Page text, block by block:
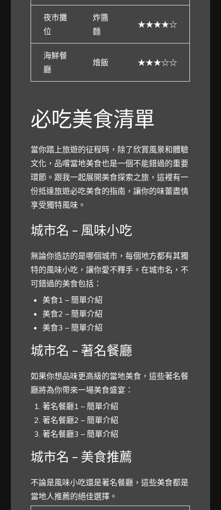
夜市攤
位
炸醬
麵
★★★★☆
海鮮餐
廳
燴飯 ★★★☆☆
必吃美食清單
當你踏上旅遊的征程時，除了欣賞風景和體驗
文化，品嚐當地美食也是一個不能錯過的重要
環節。跟我一起展開美食探索之旅，這裡有一
份抵達旅遊必吃美食的指南，讓你的味蕾盡情
享受獨特風味。
城市名 – 風味小吃
無論你造訪的是哪個城市，每個地方都有其獨
特的風味小吃，讓你愛不釋手。在城市名，不
可錯過的美食包括：
美食1 – 簡單介紹
美食2 – 簡單介紹
美食3 – 簡單介紹
城市名 – 著名餐廳
如果你想品味更高級的當地美食，這些著名餐
廳將為你帶來一場美食盛宴：
著名餐廳1 – 簡單介紹
著名餐廳2 – 簡單介紹
著名餐廳3 – 簡單介紹
城市名 – 美食推薦
不論是風味小吃還是著名餐廳，這些美食都是
當地人推薦的絕佳選擇。